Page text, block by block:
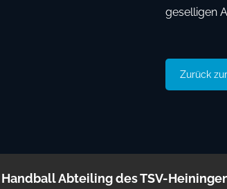
geselligen
Zurück
Abteiling des TSV-